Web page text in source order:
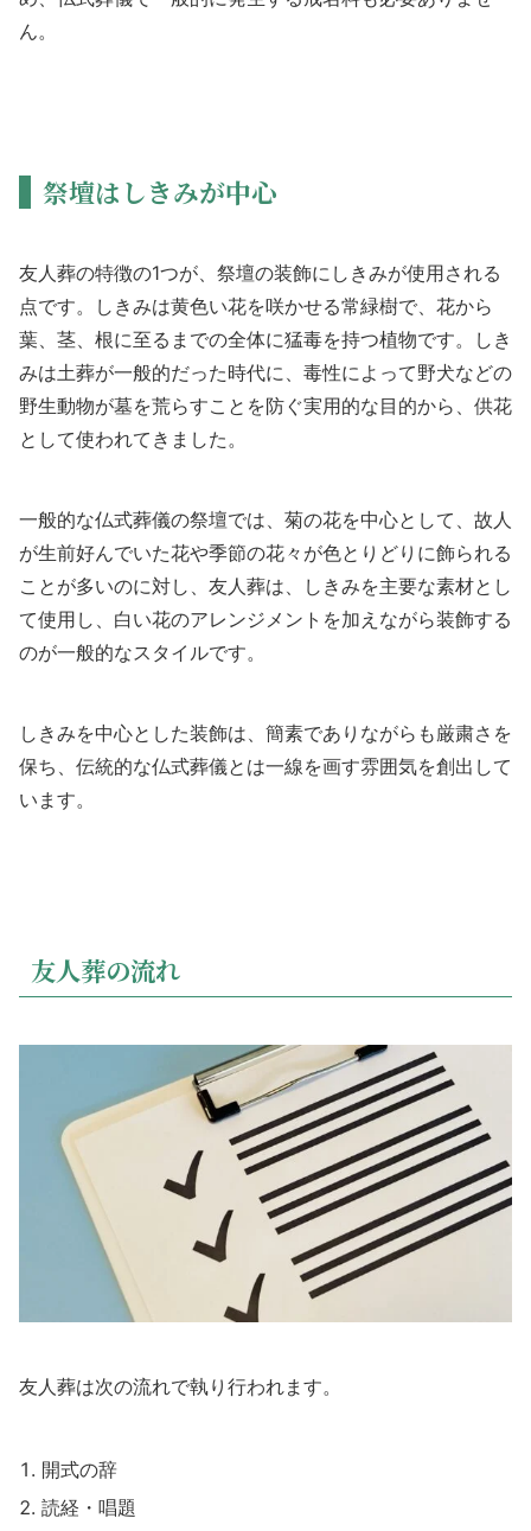
ん。
祭壇はしきみが中心
友人葬の特徴の1つが、祭壇の装飾にしきみが使用される
点です。しきみは黄色い花を咲かせる常緑樹で、花から
葉、茎、根に至るまでの全体に猛毒を持つ植物です。しき
みは土葬が一般的だった時代に、毒性によって野犬などの
野生動物が墓を荒らすことを防ぐ実用的な目的から、供花
として使われてきました。
一般的な仏式葬儀の祭壇では、菊の花を中心として、故人
が生前好んでいた花や季節の花々が色とりどりに飾られる
ことが多いのに対し、友人葬は、しきみを主要な素材とし
て使用し、白い花のアレンジメントを加えながら装飾する
のが一般的なスタイルです。
しきみを中心とした装飾は、簡素でありながらも厳粛さを
保ち、伝統的な仏式葬儀とは一線を画す雰囲気を創出して
います。
友人葬の流れ
友人葬は次の流れで執り行われます。
開式の辞
読経・唱題